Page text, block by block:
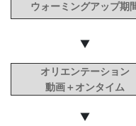
ウォーミングアップ期
▼
オリエンテーション
動画＋オンタイム
▼